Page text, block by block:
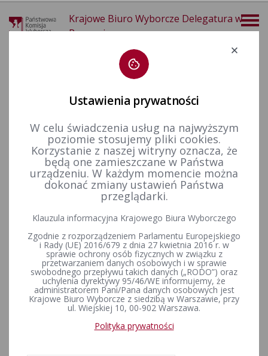
Krajowe Biuro Wyborcze Delegatura w
Poznaniu
Rejestr wyborców
Informacja o stanie rejestru wyborców w roku 2026
Informacja o stanie rejestru wyborców w roku 2025
Ustawienia prywatności
W celu świadczenia usług na najwyższym
poziomie stosujemy pliki cookies.
Korzystanie z naszej witryny oznacza, że
będą one zamieszczane w Państwa
urządzeniu. W każdym momencie można
dokonać zmiany ustawień Państwa
przeglądarki.
Klauzula informacyjna Krajowego Biura Wyborczego
Zgodnie z rozporządzeniem Parlamentu Europejskiego
i Rady (UE) 2016/679 z dnia 27 kwietnia 2016 r. w
sprawie ochrony osób fizycznych w związku z
przetwarzaniem danych osobowych i w sprawie
swobodnego przepływu takich danych („RODO”) oraz
uchylenia dyrektywy 95/46/WE informujemy, że
administratorem Pani/Pana danych osobowych jest
Krajowe Biuro Wyborcze z siedzibą w Warszawie, przy
ul. Wiejskiej 10, 00-902 Warszawa.
Polityka prywatności